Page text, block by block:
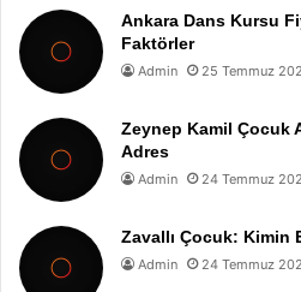
Ankara Dans Kursu
Faktörler
Admin 25 Temmuz
Zeynep Kamil Çocuk
Adres
Admin 24 Temmuz
Zavallı Çocuk: Kimin
Admin 24 Temmuz